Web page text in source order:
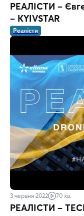
РЕАЛІСТИ –
– KYIVSTAR
Реалісти
3 червня 2022 70 хв.
РЕАЛІСТИ –